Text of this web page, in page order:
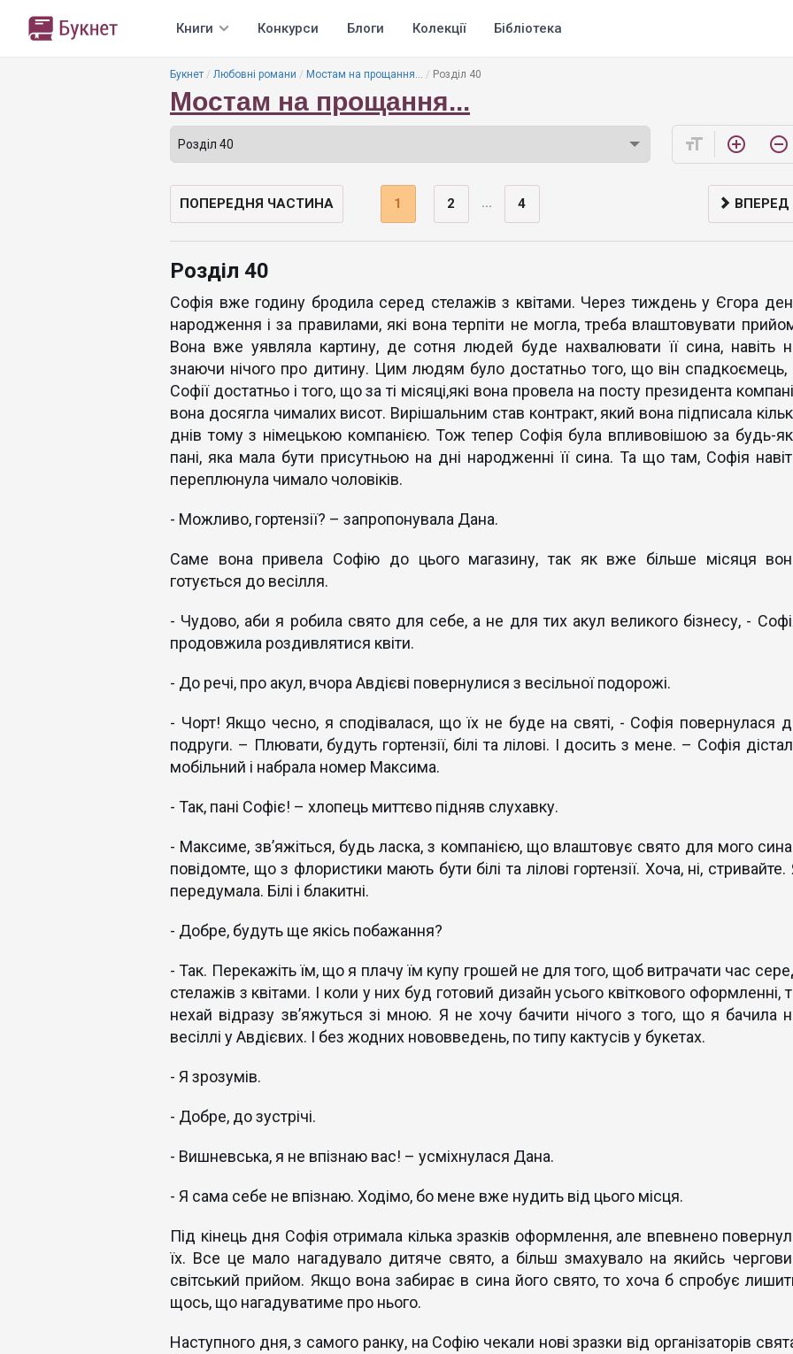
Книги Конкурси Блоги Колекції Бібліотека
Букнет Любовні романи Мостам на прощання... Розділ 40
Мостам на прощання...
format_size add_circle_outline remove_circle_outline
ПОПЕРЕДНЯ ЧАСТИНА 1 2 ... 4 ВПЕРЕД
Розділ 40
Софія вже годину бродила серед стелажів з квітами. Через тиждень у Єгора
народження і за правилами, які вона терпіти не могла, треба влаштовувати
Вона вже уявляла картину, де сотня людей буде нахвалювати її сина, навіть
знаючи нічого про дитину. Цим людям було достатньо того, що він спадкоємець,
Софії достатньо і того, що за ті місяці,які вона провела на посту президента
вона досягла чималих висот. Вирішальним став контракт, який вона підписала
днів тому з німецькою компанією. Тож тепер Софія була впливовішою за будь-
пані, яка мала бути присутньою на дні народженні її сина. Та що там, Софія
переплюнула чимало чоловіків.
- Можливо, гортензії? – запропонувала Дана.
Саме вона привела Софію до цього магазину, так як вже більше місяця
готується до весілля.
- Чудово, аби я робила свято для себе, а не для тих акул великого бізнесу, -
продовжила роздивлятися квіти.
- До речі, про акул, вчора Авдієві повернулися з весільної подорожі.
- Чорт! Якщо чесно, я сподівалася, що їх не буде на святі, - Софія повернулася
подруги. – Плювати, будуть гортензії, білі та лілові. І досить з мене. – Софія
мобільний і набрала номер Максима.
- Так, пані Софіє! – хлопець миттєво підняв слухавку.
- Максиме, зв’яжіться, будь ласка, з компанією, що влаштовує свято для мого сина
повідомте, що з флористики мають бути білі та лілові гортензії. Хоча, ні, стривайте.
передумала. Білі і блакитні.
- Добре, будуть ще якісь побажання?
- Так. Перекажіть їм, що я плачу їм купу грошей не для того, щоб витрачати час
стелажів з квітами. І коли у них буд готовий дизайн усього квіткового оформленні,
нехай відразу зв’яжуться зі мною. Я не хочу бачити нічого з того, що я бачила
весіллі у Авдієвих. І без жодних нововведень, по типу кактусів у букетах.
- Я зрозумів.
- Добре, до зустрічі.
- Вишневська, я не впізнаю вас! – усміхнулася Дана.
- Я сама себе не впізнаю. Ходімо, бо мене вже нудить від цього місця.
Під кінець дня Софія отримала кілька зразків оформлення, але впевнено
їх. Все це мало нагадувало дитяче свято, а більш змахувало на якийсь
світський прийом. Якщо вона забирає в сина його свято, то хоча б спробує
щось, що нагадуватиме про нього.
Наступного дня, з самого ранку, на Софію чекали нові зразки від організаторів